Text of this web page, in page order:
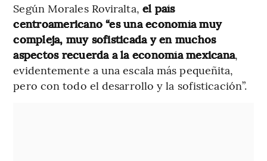
Según Morales Roviralta, el país
centroamericano “es una economía muy
compleja, muy sofisticada y en muchos
aspectos recuerda a la economía mexicana,
evidentemente a una escala más pequeñita,
pero con todo el desarrollo y la sofisticación”.